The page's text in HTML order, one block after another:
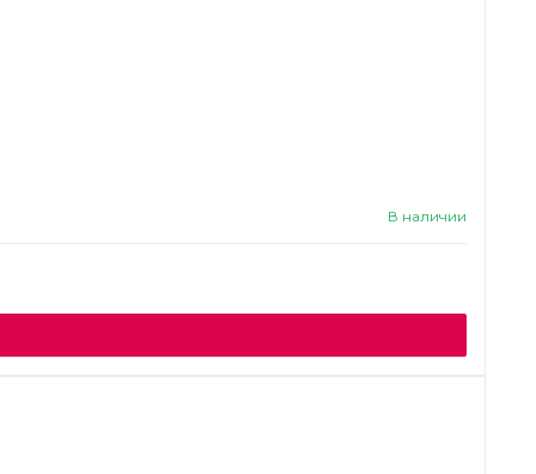
В наличии